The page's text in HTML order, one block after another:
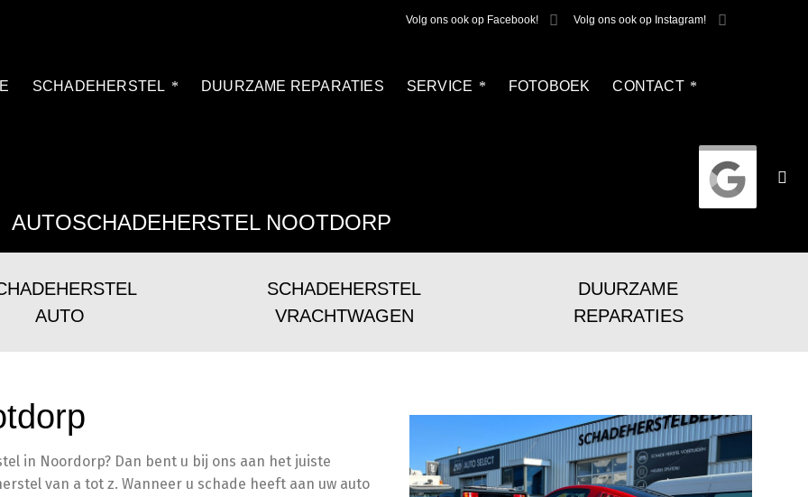
Volg ons ook op Facebook! Volg ons ook op Instagram!
SCHADEHERSTEL DUURZAME REPARATIES SERVICE FOTOBOEK CONTACT
AUTOSCHADEHERSTEL NOOTDORP
AUTO
SCHADEHERSTEL
VRACHTWAGEN
DUURZAME
REPARATIES
in Noordorp? Dan bent u bij ons aan het juiste
van a tot z. Wanneer u schade heeft aan uw auto